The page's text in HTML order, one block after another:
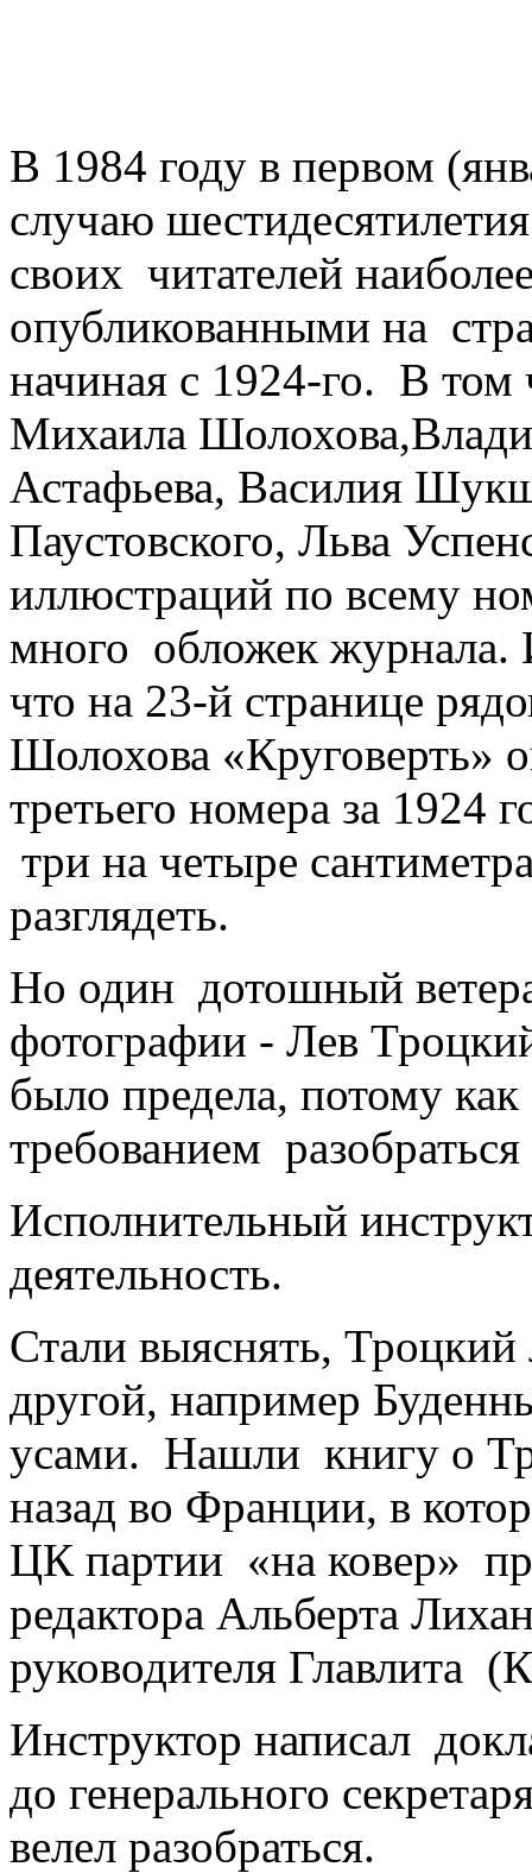
В 1984 году в первом
случаю
своих читателей
опубликованными на
начиная с 1924-го. В
Михаила
Астафьева, Василия
Паустовского, Льва
иллюстраций по всему
много обложек журнала.
что на 23-й странице
Шолохова «Круговерть»
третьего номера за 1924
три на четыре
разглядеть.
Но один дотошный
фотографии - Лев
было предела, потому
требованием разобраться
Исполнительный
деятельность.
Стали выяснять, Троцкий
другой, например
усами. Нашли книгу о
назад во Франции, в
ЦК партии «на ковер»
редактора Альберта
руководителя Главлита
Инструктор написал
до генерального
велел разобраться.